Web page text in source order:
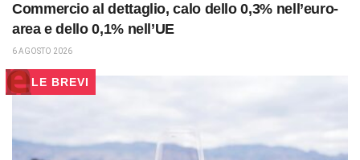
Commercio al dettaglio, calo dello 0,3% nell’euro-
area e dello 0,1% nell’UE
6 AGOSTO 2026
LE BREVI